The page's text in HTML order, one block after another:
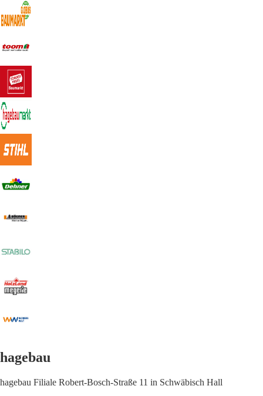
hagebau
hagebau Filiale Robert-Bosch-Straße 11 in Schwäbisch Hall